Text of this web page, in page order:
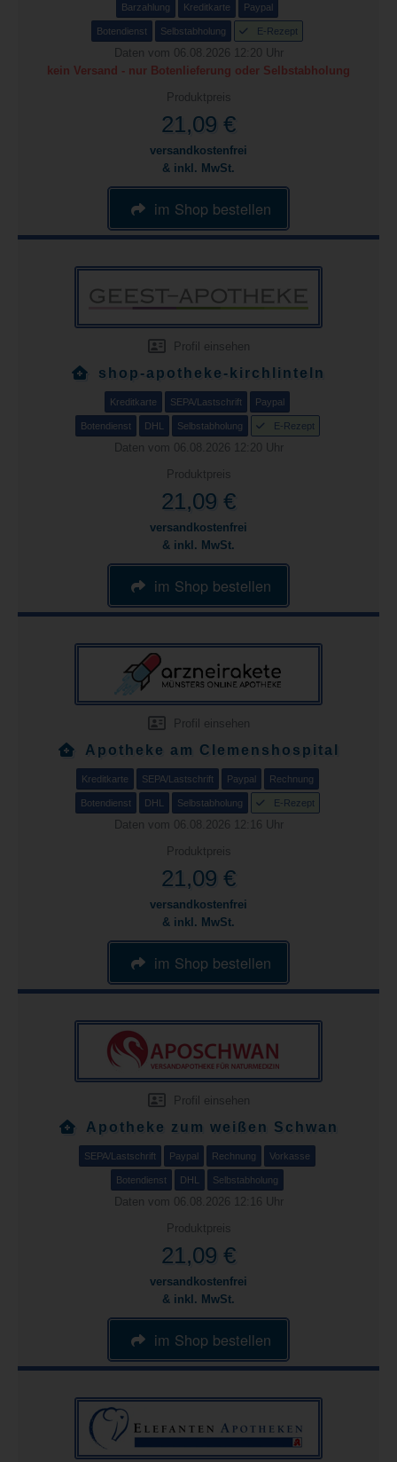
Barzahlung Kreditkarte Paypal
Botendienst Selbstabholung E-Rezept
Daten vom 06.08.2026 12:20 Uhr
kein Versand - nur Botenlieferung oder Selbstabholung
Produktpreis
21,09 €
versandkostenfrei
& inkl. MwSt.
im Shop bestellen
Profil einsehen
shop-apotheke-kirchlinteln
Kreditkarte SEPA/Lastschrift Paypal
Botendienst DHL Selbstabholung E-Rezept
Daten vom 06.08.2026 12:20 Uhr
Produktpreis
21,09 €
versandkostenfrei
& inkl. MwSt.
im Shop bestellen
Profil einsehen
Apotheke am Clemenshospital
Kreditkarte SEPA/Lastschrift Paypal Rechnung
Botendienst DHL Selbstabholung E-Rezept
Daten vom 06.08.2026 12:16 Uhr
Produktpreis
21,09 €
versandkostenfrei
& inkl. MwSt.
im Shop bestellen
Profil einsehen
Apotheke zum weißen Schwan
SEPA/Lastschrift Paypal Rechnung Vorkasse
Botendienst DHL Selbstabholung
Daten vom 06.08.2026 12:16 Uhr
Produktpreis
21,09 €
versandkostenfrei
& inkl. MwSt.
im Shop bestellen